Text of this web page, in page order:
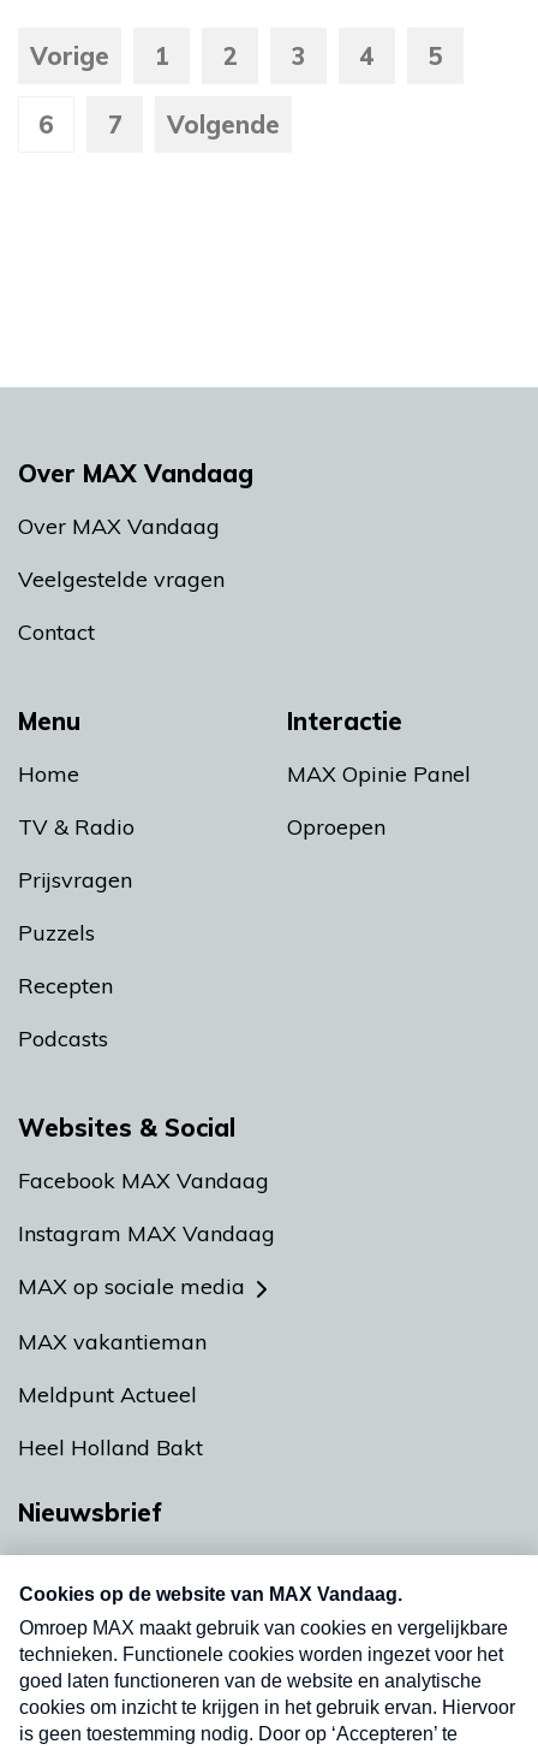
Vorige 1 2 3 4 5
6 7 Volgende
Menu
Home
TV & Radio
Prijsvragen
Puzzels
Recepten
Podcasts
Interactie
MAX Opinie Panel
Oproepen
Over MAX Vandaag
Over MAX Vandaag
Veelgestelde vragen
Contact
Websites & Social
Facebook MAX Vandaag
Instagram MAX Vandaag
MAX op sociale media
MAX vakantieman
Meldpunt Actueel
Heel Holland Bakt
Nieuwsbrief
nieuwsbrief. Elke vrijdag- en dinsdagochtend in
uw mailbox.
Verzend